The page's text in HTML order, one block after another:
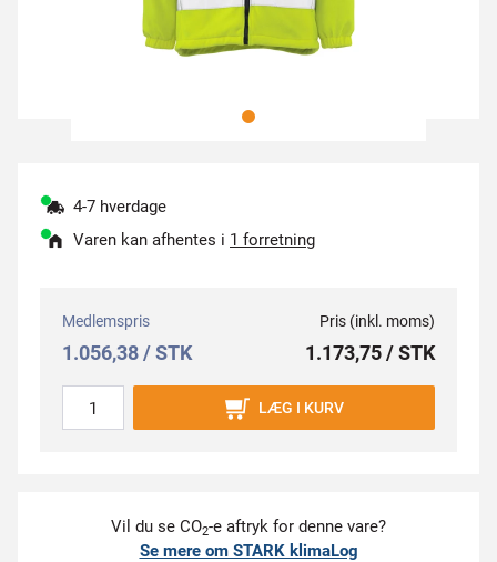
4-7 hverdage
Varen kan afhentes i 1 forretning
Medlemspris
1.056,38 / STK
Pris (inkl. moms)
1.173,75 / STK
LÆG I KURV
Vil du se CO2-e aftryk for denne vare?
Se mere om STARK klimaLog